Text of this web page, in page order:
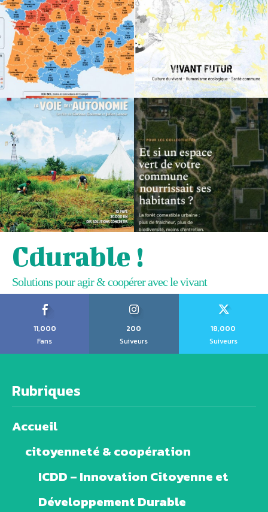
Cdurable !
Solutions pour agir & coopérer avec le vivant
11,000
Fans
200
Suiveurs
18,000
Suiveurs
Rubriques
Accueil
citoyenneté & coopération
ICDD – Innovation Citoyenne et
Développement Durable